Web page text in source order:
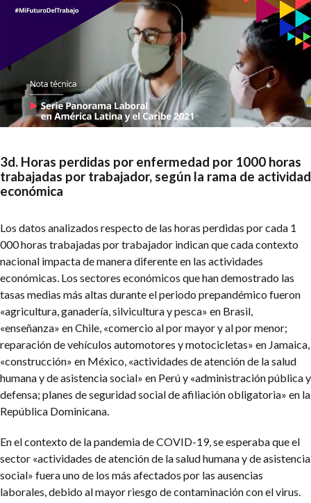
3d. Horas perdidas por enfermedad por 1000 horas
trabajadas por trabajador, según la rama de actividad
económica
Los datos analizados respecto de las horas perdidas por cada 1
000 horas trabajadas por trabajador indican que cada contexto
nacional impacta de manera diferente en las actividades
económicas. Los sectores económicos que han demostrado las
tasas medias más altas durante el periodo prepandémico fueron
«agricultura, ganadería, silvicultura y pesca» en Brasil,
«enseñanza» en Chile, «comercio al por mayor y al por menor;
reparación de vehículos automotores y motocicletas» en Jamaica,
«construcción» en México, «actividades de atención de la salud
humana y de asistencia social» en Perú y «administración pública y
defensa; planes de seguridad social de afiliación obligatoria» en la
República Dominicana.
En el contexto de la pandemia de COVID-19, se esperaba que el
sector «actividades de atención de la salud humana y de asistencia
social» fuera uno de los más afectados por las ausencias
laborales, debido al mayor riesgo de contaminación con el virus.